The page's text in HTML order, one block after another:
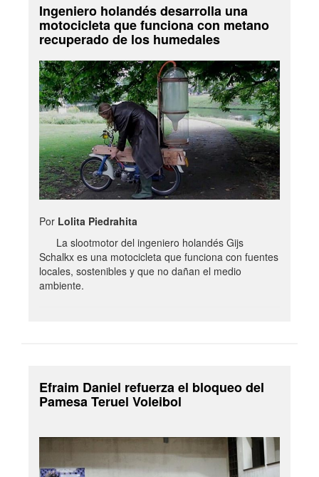
Ingeniero holandés desarrolla una
motocicleta que funciona con metano
recuperado de los humedales
Por Lolita Piedrahita
La slootmotor del ingeniero holandés Gijs
Schalkx es una motocicleta que funciona con fuentes
locales, sostenibles y que no dañan el medio
ambiente.
Efraim Daniel refuerza el bloqueo del
Pamesa Teruel Voleibol